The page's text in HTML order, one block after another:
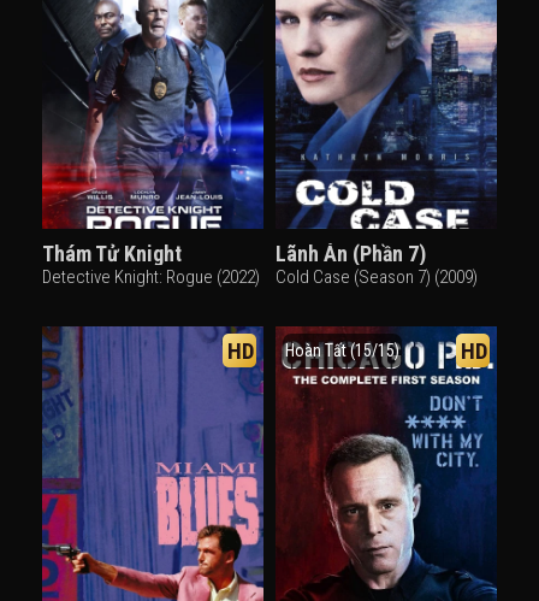
Thám Tử Knight
Detective Knight: Rogue (2022)
Lãnh Án (Phần 7)
Cold Case (Season 7) (2009)
HD Hoàn Tất (15/15) HD